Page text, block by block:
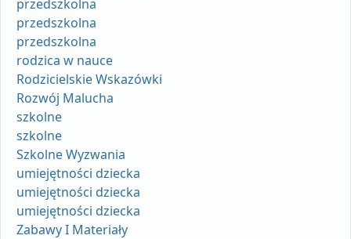
przedszkolna
przedszkolna
przedszkolna
rodzica w nauce
Rodzicielskie Wskazówki
Rozwój Malucha
szkolne
szkolne
Szkolne Wyzwania
umiejętności dziecka
umiejętności dziecka
umiejętności dziecka
Zabawy I Materiały